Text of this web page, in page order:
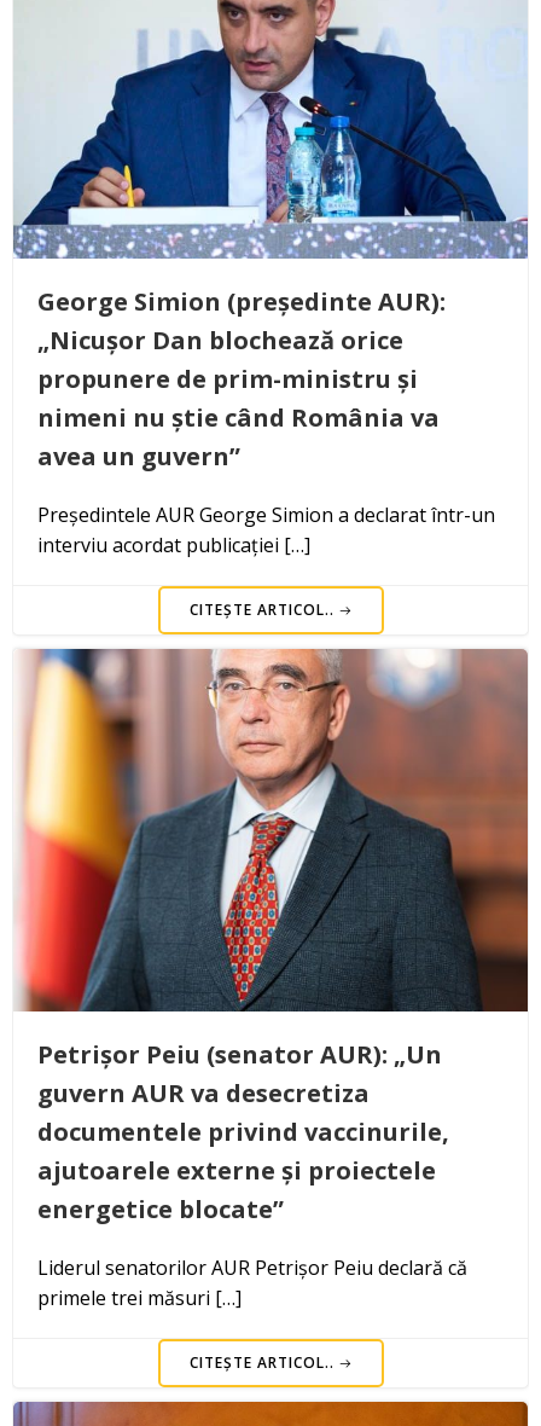
George Simion (președinte AUR):
„Nicușor Dan blochează orice
propunere de prim-ministru și
nimeni nu știe când România va
avea un guvern”
Președintele AUR George Simion a declarat într-un
interviu acordat publicației […]
CITEȘTE ARTICOL..
Petrișor Peiu (senator AUR): „Un
guvern AUR va desecretiza
documentele privind vaccinurile,
ajutoarele externe și proiectele
energetice blocate”
Liderul senatorilor AUR Petrișor Peiu declară că
primele trei măsuri […]
CITEȘTE ARTICOL..